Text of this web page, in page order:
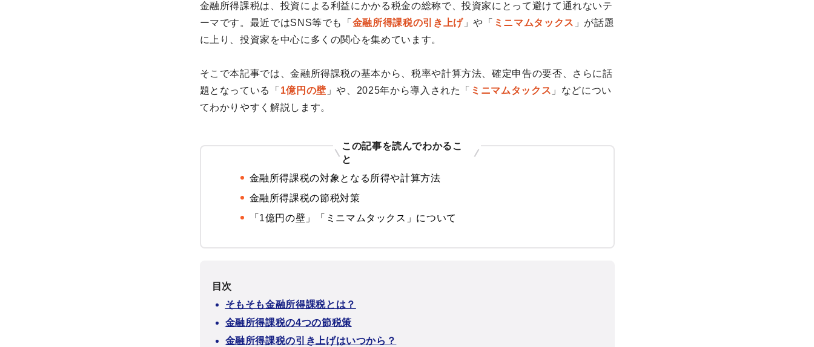
金融所得課税は、投資による利益にかかる税金の総称で、投資家にとって避けて通れないテ
ーマです。最近ではSNS等でも「 金融所得課税の引き上げ」や「 ミニマムタックス 」が話題
に上り、投資家を中心に多くの関心を集めています。
そこで本記事では、金融所得課税の基本から、税率や計算方法、確定申告の要否、さらに話
題となっている「 1億円の壁 」や、2025年から導入された「 ミニマムタックス 」などについ
てわかりやすく解説します。
この記事を読んでわかるこ
と
金融所得課税の対象となる所得や計算方法
金融所得課税の節税対策
「1億円の壁」「ミニマムタックス」について
目次
そもそも金融所得課税とは？
金融所得課税の4つの節税策
金融所得課税の引き上げはいつから？